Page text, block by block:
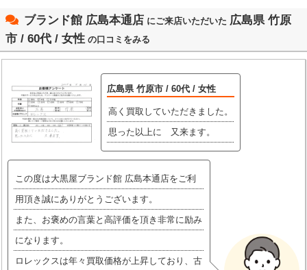
ブランド館 広島本通店 にご来店いただいた 広島県 竹原
市 / 60代 / 女性 の口コミをみる
広島県 竹原市 / 60代 / 女性
高く買取していただきました。
思った以上に 又来ます。
この度は大黒屋ブランド館 広島本通店をご利
用頂き誠にありがとうございます。
また、お褒めの言葉と高評価を頂き非常に励み
になります。
ロレックスは年々買取価格が上昇しており、古